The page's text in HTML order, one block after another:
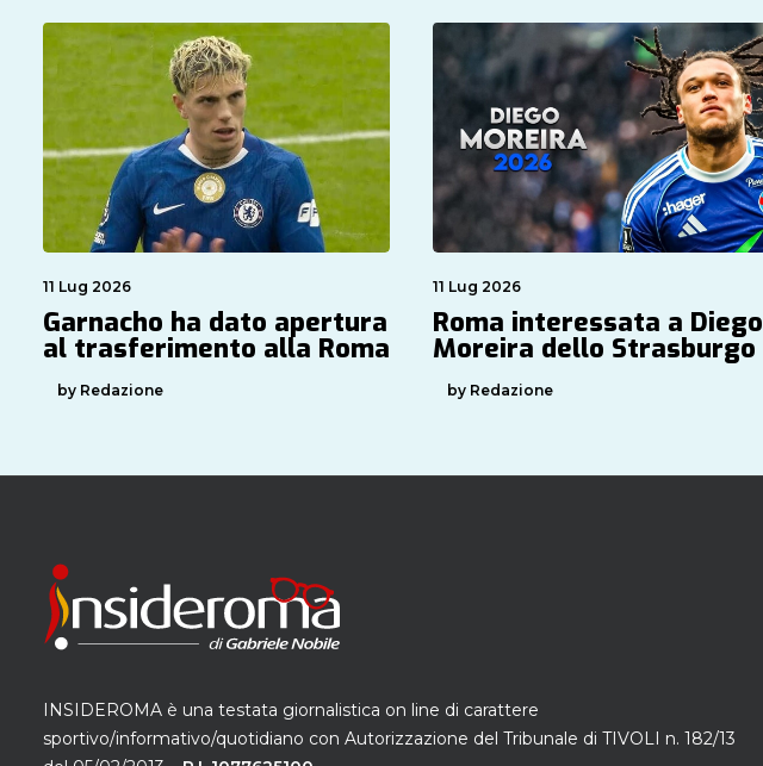
11 Lug 2026
Garnacho ha dato apertura
al trasferimento alla Roma
by Redazione
11 Lug 2026
Roma interessata a Diego
Moreira dello Strasburgo
by Redazione
INSIDEROMA è una testata giornalistica on line di carattere
sportivo/informativo/quotidiano con Autorizzazione del Tribunale di TIVOLI n. 182/13